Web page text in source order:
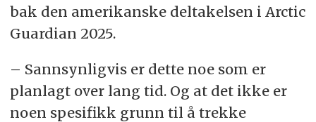
bak den amerikanske deltakelsen i Arctic
Guardian 2025.
– Sannsynligvis er dette noe som er
planlagt over lang tid. Og at det ikke er
noen spesifikk grunn til å trekke